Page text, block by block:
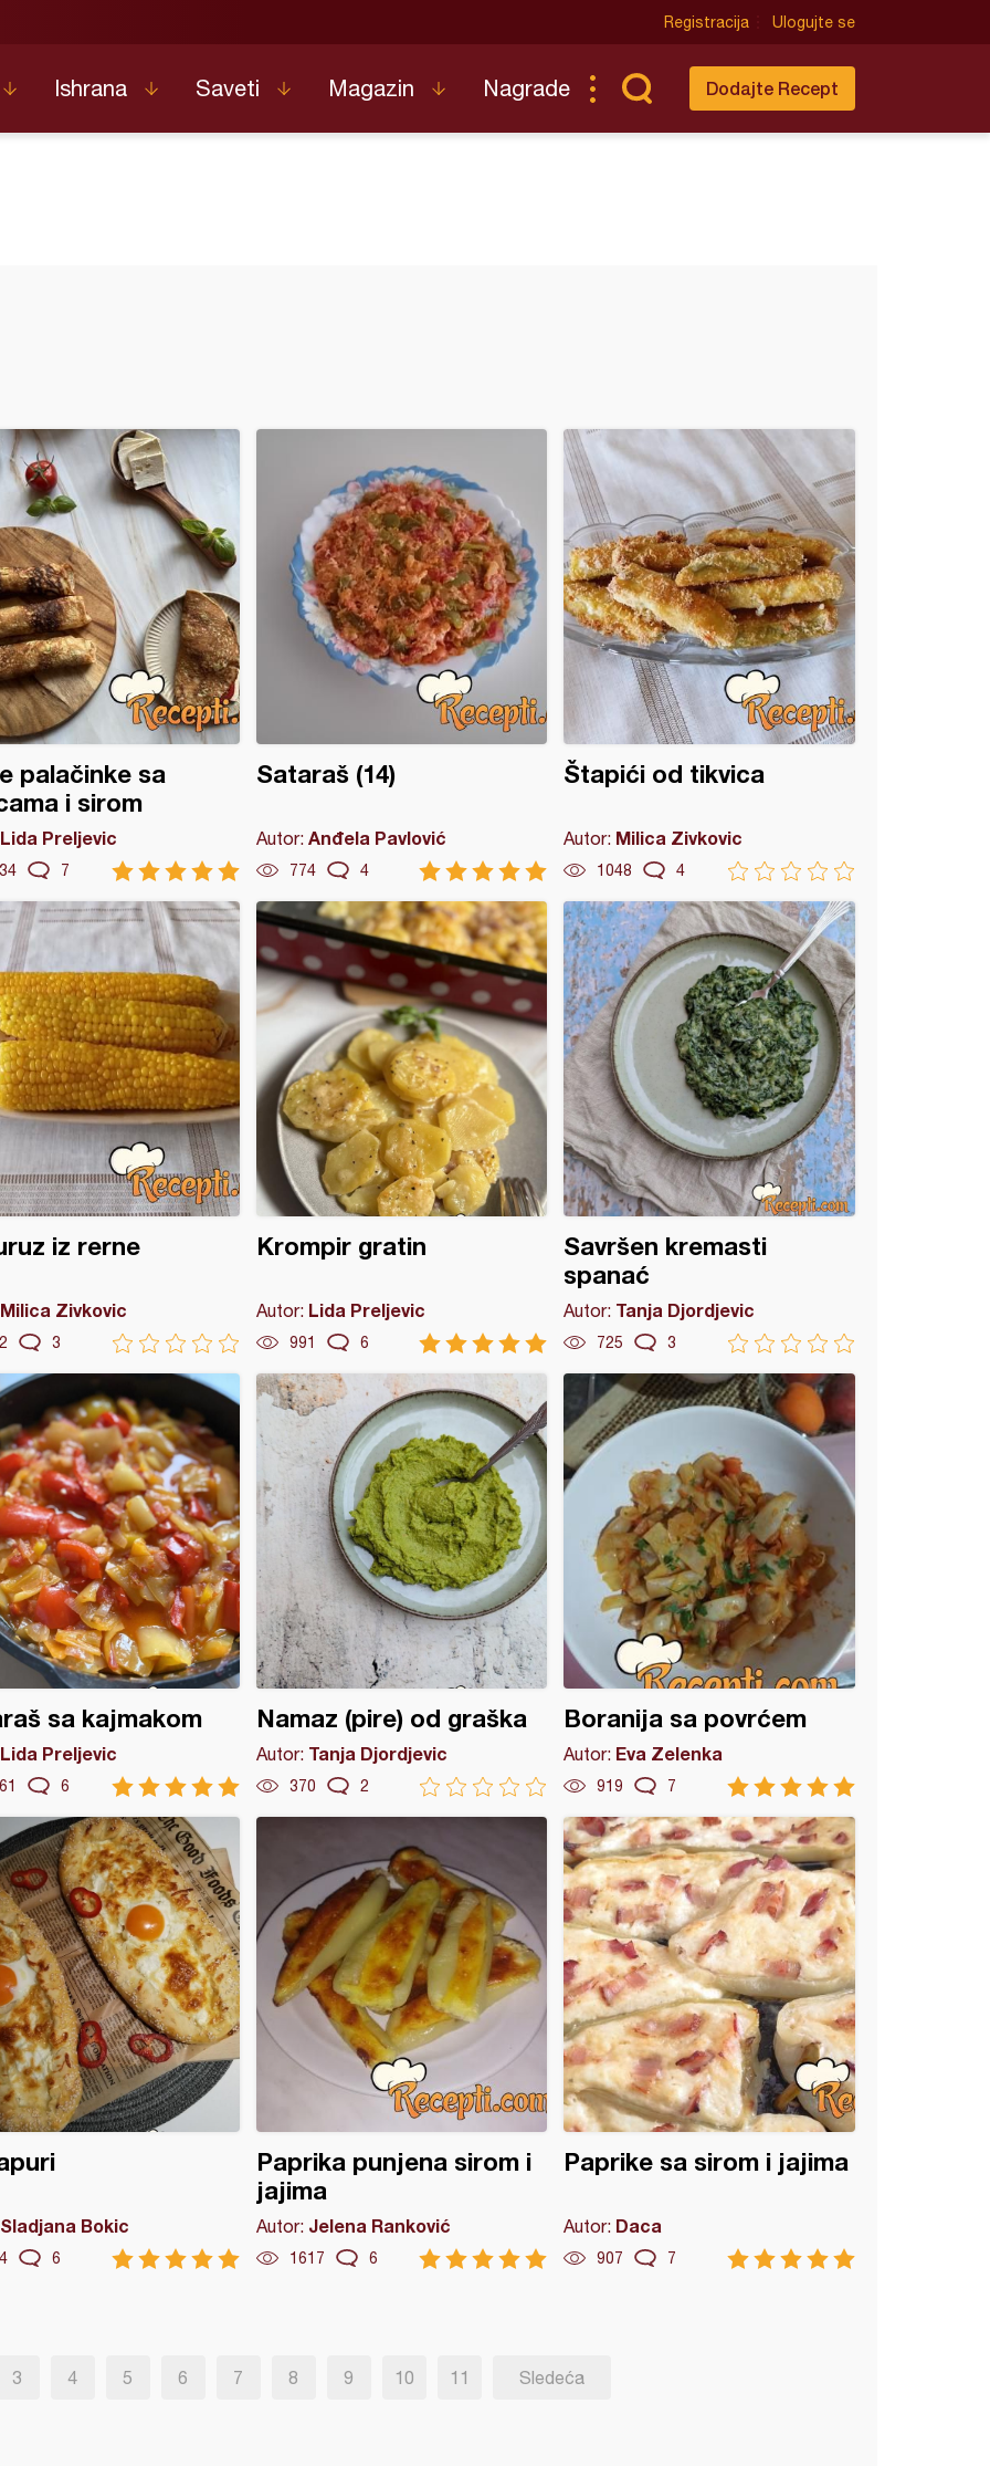
Registracija Ulogujte se
Ishrana Saveti Magazin Nagrade Dodajte Recept
palačinke sa
i sirom
Lida Preljevic
7
Sataraš (14)
Autor: Anđela Pavlović
774 4
Štapići od tikvica
Autor: Milica Zivkovic
1048 4
iz rerne
Milica Zivkovic
3
Krompir gratin
Autor: Lida Preljevic
991 6
Savršen kremasti
spanać
Autor: Tanja Djordjevic
725 3
sa kajmakom
Lida Preljevic
6
Namaz (pire) od graška
Autor: Tanja Djordjevic
370 2
Boranija sa povrćem
Autor: Eva Zelenka
919 7
Sladjana Bokic
6
Paprika punjena sirom i
jajima
Autor: Jelena Ranković
1617 6
Paprike sa sirom i jajima
Autor: Daca
907 7
3 4 5 6 7 8 9 10 11 Sledeća